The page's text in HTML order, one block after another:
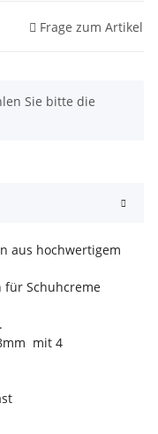
Frage zum Artikel
Sie bitte die
aus hochwertigem
Schuhcreme
mit 4